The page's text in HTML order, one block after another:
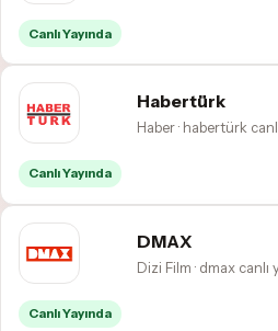
Canlı Yayında
Habertürk
Haber · habertürk
Canlı Yayında
DMAX
Dizi Film · dmax canlı
Canlı Yayında